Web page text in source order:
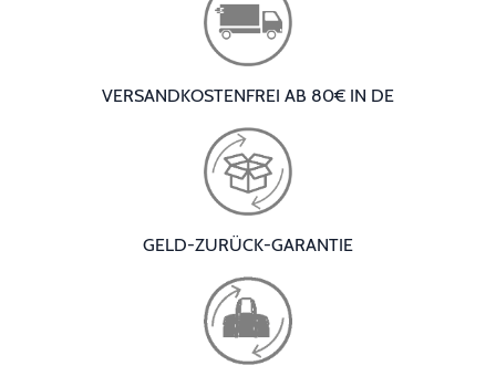
VERSANDKOSTENFREI AB 80€ IN DE
GELD-ZURÜCK-GARANTIE